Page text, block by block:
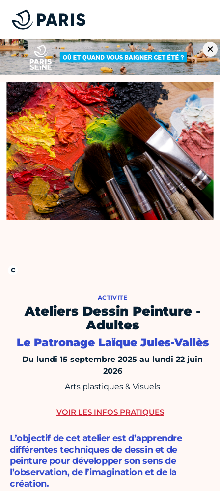
ACTIVITÉ
Ateliers Dessin Peinture -
Adultes
Le Patronage Laïque Jules-Vallès
Du lundi 15 septembre 2025 au lundi 22 juin
2026
Arts plastiques & Visuels
L’objectif de cet atelier est d’apprendre
différentes techniques de dessin et de
peinture pour développer son sens de
l’observation, de l’imagination et de la
création.
VOIR LES INFOS PRATIQUES